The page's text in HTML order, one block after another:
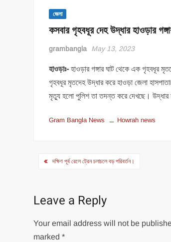
জেলা
কসবার গৃহবধূর দেহ উদ্ধার হাওড়ার
grambangla May 13, 2023
হাওড়াঃ-হাওড়ার গঙ্গার ঘাট থেকে এক গৃহবধূর
গৃহবধূর মৃতদেহ উদ্ধার করে হাওড়া জেলা
মৃত্যু হলো পুলিশ তা তদন্ত করে দেখছে। উদ্ধার
Gram Bangla News Howrah news
Postদক্ষিণ পূর্ব রেলে ট্রেন চলাচলে বড় পরিবর্তন।
Leave a Reply
Your email address will not be
marked*